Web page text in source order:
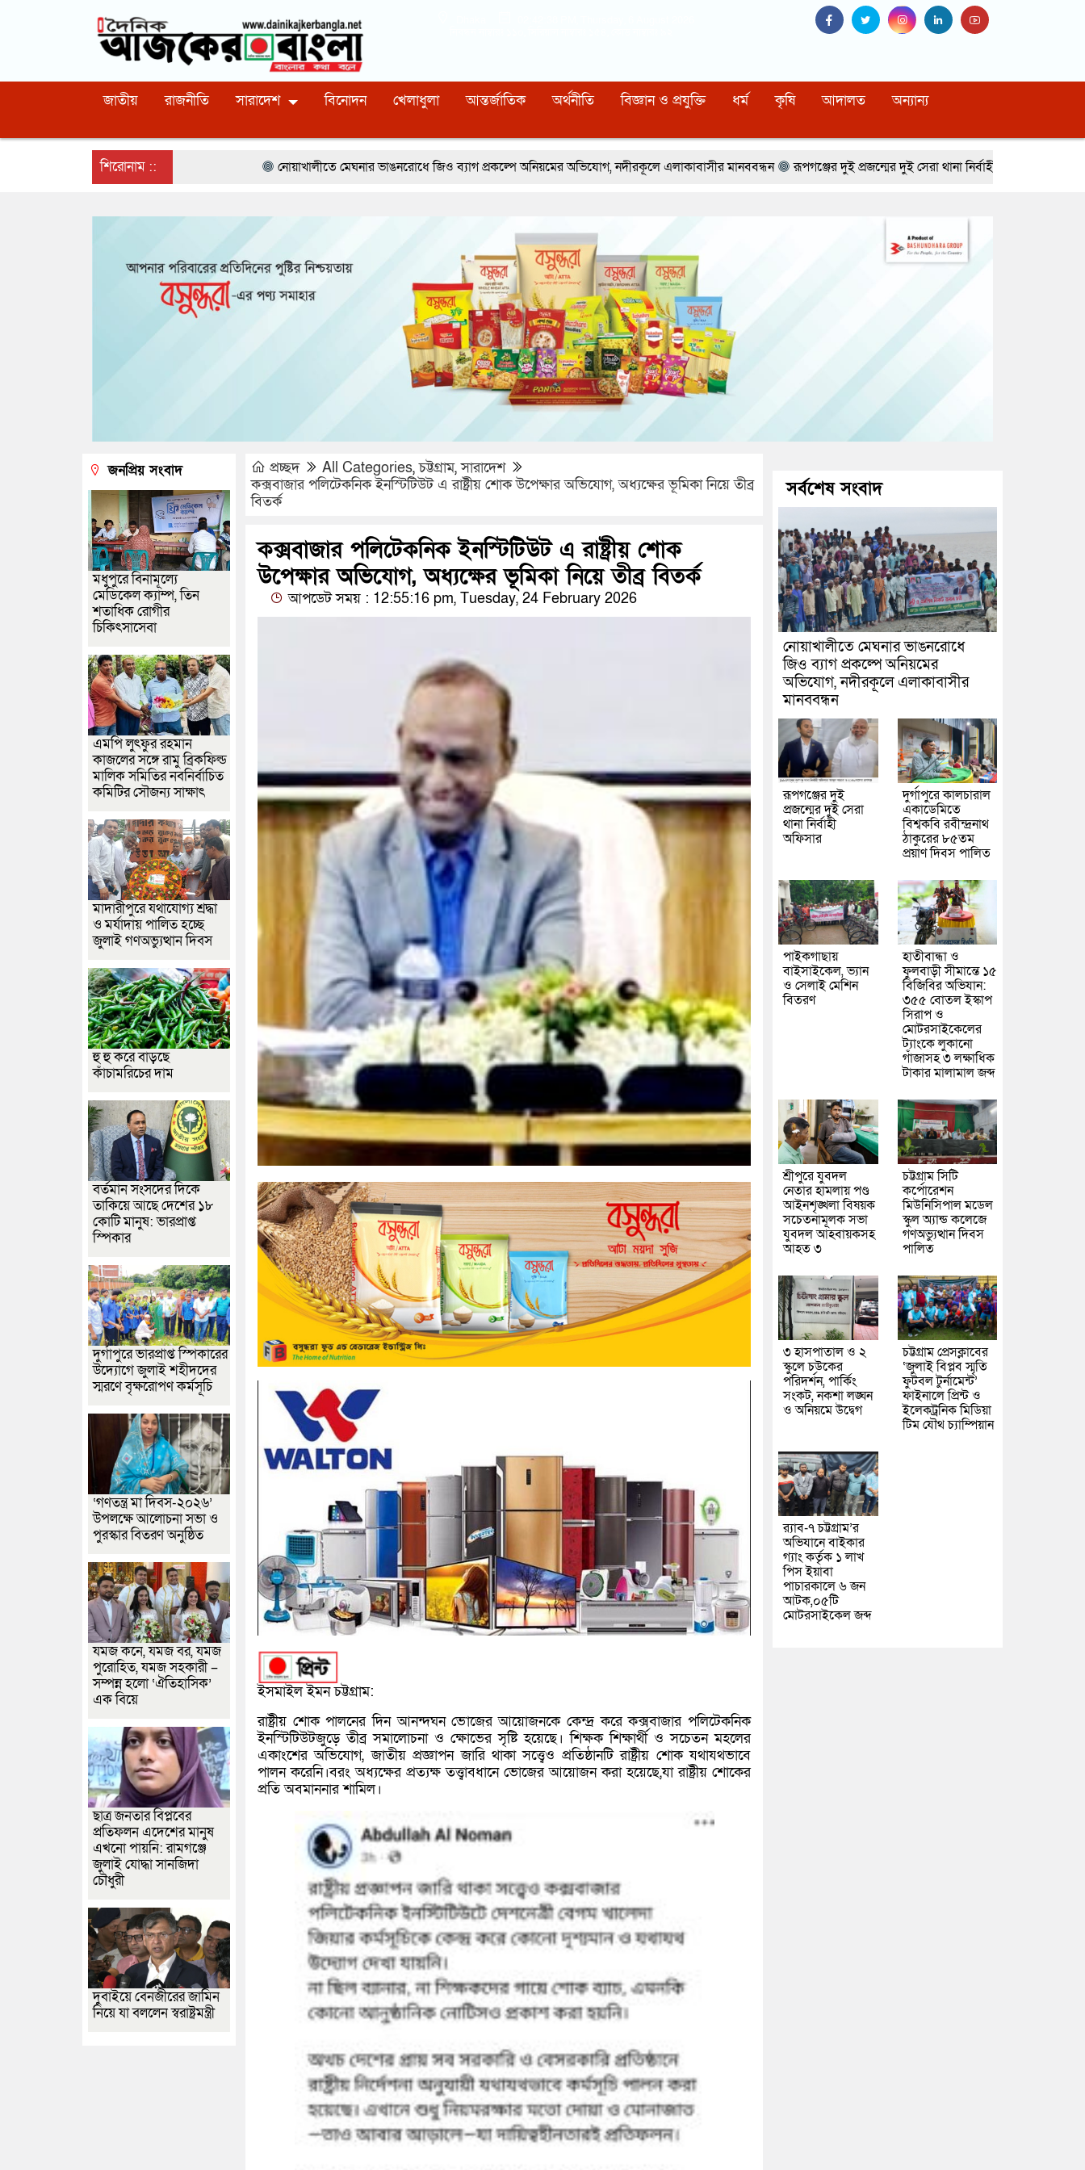
জাতীয় রাজনীতি সারাদেশ বিনোদন খেলাধুলা আন্তর্জাতিক অর্থনীতি বিজ্ঞান ও প্রযুক্তি ধর্ম কৃষি আদালত অন্যান্য
শিরোনাম :: নোয়াখালীতে মেঘনার ভাঙনরোধে জিও ব্যাগ প্রকল্পে অনিয়মের অভিযোগ, নদীরকূলে এলাকাবাসীর মানববন্ধন রূপগঞ্জের দুই প্রজন্মের দুই সেরা থানা নির্বাহী অফিসার দুর্গাপুরে কালচারাল
প্রচ্ছদ All Categories,চট্টগ্রাম,সারাদেশ
কক্সবাজার পলিটেকনিক ইনস্টিটিউট এ রাষ্ট্রীয় শোক উপেক্ষার অভিযোগ, অধ্যক্ষের ভূমিকা নিয়ে তীব্র
বিতর্ক
কক্সবাজার পলিটেকনিক ইনস্টিটিউট এ রাষ্ট্রীয় শোক
উপেক্ষার অভিযোগ, অধ্যক্ষের ভূমিকা নিয়ে তীব্র বিতর্ক
আপডেট সময় : 12:55:16 pm, Tuesday, 24 February 2026
ইসমাইল ইমন চট্টগ্রাম:
রাষ্ট্রীয় শোক পালনের দিন আনন্দঘন ভোজের আয়োজনকে কেন্দ্র করে কক্সবাজার পলিটেকনিক
ইনস্টিটিউটজুড়ে তীব্র সমালোচনা ও ক্ষোভের সৃষ্টি হয়েছে। শিক্ষক শিক্ষার্থী ও সচেতন মহলের
একাংশের অভিযোগ, জাতীয় প্রজ্ঞাপন জারি থাকা সত্ত্বেও প্রতিষ্ঠানটি রাষ্ট্রীয় শোক যথাযথভাবে
পালন করেনি।বরং অধ্যক্ষের প্রত্যক্ষ তত্ত্বাবধানে ভোজের আয়োজন করা হয়েছে,যা রাষ্ট্রীয় শোকের
প্রতি অবমাননার শামিল।
জনপ্রিয় সংবাদ
মধুপুরে বিনামূল্যে
মেডিকেল ক্যাম্প, তিন
শতাধিক রোগীর
চিকিৎসাসেবা
এমপি লুৎফুর রহমান
কাজলের সঙ্গে রামু ব্রিকফিল্ড
মালিক সমিতির নবনির্বাচিত
কমিটির সৌজন্য সাক্ষাৎ
মাদারীপুরে যথাযোগ্য শ্রদ্ধা
ও মর্যাদায় পালিত হচ্ছে
জুলাই গণঅভ্যুত্থান দিবস
হু হু করে বাড়ছে
কাঁচামরিচের দাম
বর্তমান সংসদের দিকে
তাকিয়ে আছে দেশের ১৮
কোটি মানুষ: ভারপ্রাপ্ত
স্পিকার
দুর্গাপুরে ভারপ্রাপ্ত স্পিকারের
উদ্যোগে জুলাই শহীদদের
স্মরণে বৃক্ষরোপণ কর্মসূচি
‘গণতন্ত্র মা দিবস-২০২৬’
উপলক্ষে আলোচনা সভা ও
পুরস্কার বিতরণ অনুষ্ঠিত
যমজ কনে, যমজ বর, যমজ
পুরোহিত, যমজ সহকারী –
সম্পন্ন হলো ‘ঐতিহাসিক’
এক বিয়ে
ছাত্র জনতার বিপ্লবের
প্রতিফলন এদেশের মানুষ
এখনো পায়নি: রামগঞ্জে
জুলাই যোদ্ধা সানজিদা
চৌধুরী
দুবাইয়ে বেনজীরের জামিন
নিয়ে যা বললেন স্বরাষ্ট্রমন্ত্রী
সর্বশেষ সংবাদ
নোয়াখালীতে মেঘনার ভাঙনরোধে
জিও ব্যাগ প্রকল্পে অনিয়মের
অভিযোগ, নদীরকূলে এলাকাবাসীর
মানববন্ধন
রূপগঞ্জের দুই
প্রজন্মের দুই সেরা
থানা নির্বাহী
অফিসার
দুর্গাপুরে কালচারাল
একাডেমিতে
বিশ্বকবি রবীন্দ্রনাথ
ঠাকুরের ৮৫তম
প্রয়াণ দিবস পালিত
পাইকগাছায়
বাইসাইকেল, ভ্যান
ও সেলাই মেশিন
বিতরণ
হাতীবান্ধা ও
ফুলবাড়ী সীমান্তে ১৫
বিজিবির অভিযান:
৩৫৫ বোতল ইস্কাপ
সিরাপ ও
মোটরসাইকেলের
ট্যাংকে লুকানো
গাঁজাসহ ৩ লক্ষাধিক
টাকার মালামাল জব্দ
শ্রীপুরে যুবদল
নেতার হামলায় পণ্ড
আইনশৃঙ্খলা বিষয়ক
সচেতনামূলক সভা
যুবদল আহবায়কসহ
আহত ৩
চট্টগ্রাম সিটি
কর্পোরেশন
মিউনিসিপাল মডেল
স্কুল অ্যান্ড কলেজে
গণঅভ্যুত্থান দিবস
পালিত
৩ হাসপাতাল ও ২
স্কুলে চউকের
পরিদর্শন, পার্কিং
সংকট, নকশা লঙ্ঘন
ও অনিয়মে উদ্বেগ
চট্টগ্রাম প্রেসক্লাবের
‘জুলাই বিপ্লব স্মৃতি
ফুটবল টুর্নামেন্ট’
ফাইনালে প্রিন্ট ও
ইলেকট্রনিক মিডিয়া
টিম যৌথ চ্যাম্পিয়ান
র‌্যাব-৭ চট্টগ্রাম’র
অভিযানে বাইকার
গ্যাং কর্তৃক ১ লাখ
পিস ইয়াবা
পাচারকালে ৬ জন
আটক,০৫টি
মোটরসাইকেল জব্দ